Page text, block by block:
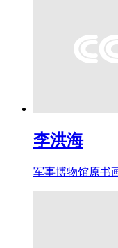
李洪海
军事博物馆原书